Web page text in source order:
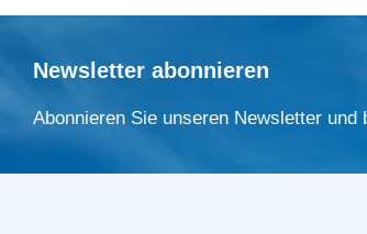
Newsletter abonnieren
Abonnieren Sie unseren Newsletter